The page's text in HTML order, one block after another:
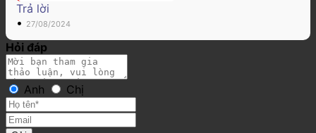
Trả lời
• 27/08/2024
Hỏi đáp
Anh Chị